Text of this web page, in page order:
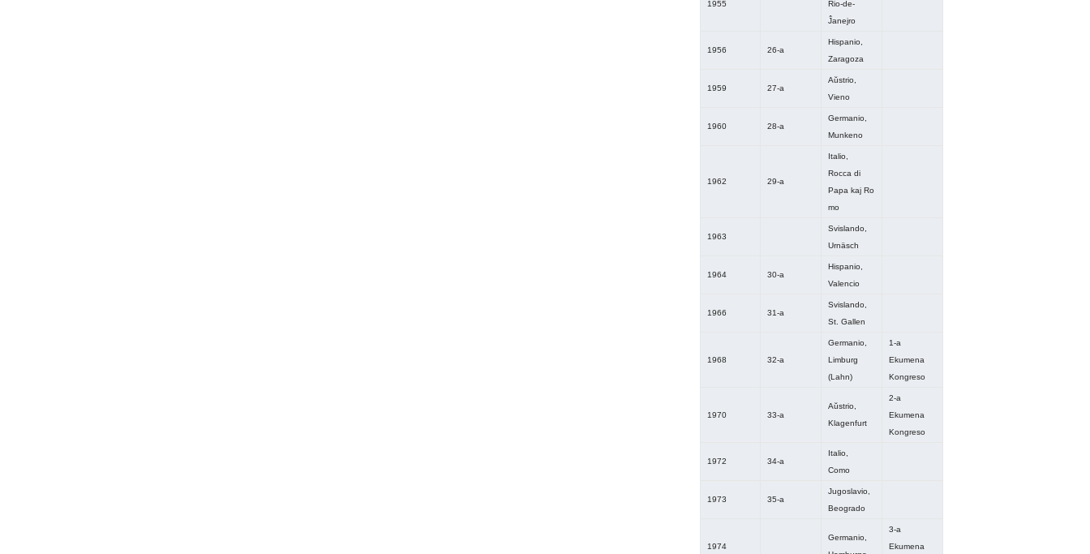
1955
Rio-de-
Ĵanejro
1956 26-a
Hispanio,
Zaragoza
1959 27-a
Aŭstrio,
Vieno
1960 28-a
Germanio,
Munkeno
1962 29-a
Italio,
Rocca di
Papa kaj Ro
mo
1963
Svislando,
Urnäsch
1964 30-a
Hispanio,
Valencio
1966 31-a
Svislando,
St. Gallen
1968 32-a
Germanio,
Limburg
(Lahn)
1-a
Ekumena
Kongreso
1970 33-a
Aŭstrio,
Klagenfurt
2-a
Ekumena
Kongreso
1972 34-a
Italio,
Como
1973 35-a
Jugoslavio,
Beogrado
1974
Germanio,
3-a
Ekumena